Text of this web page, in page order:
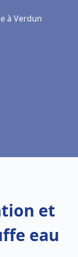
à Verdun
et
eau